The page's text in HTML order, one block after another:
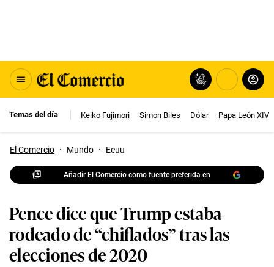
Temas del día Keiko Fujimori Simon Biles Dólar Papa León XIV
El Comercio · Mundo · Eeuu
Añadir El Comercio como fuente preferida en
Pence dice que Trump estaba
rodeado de “chiflados” tras las
elecciones de 2020